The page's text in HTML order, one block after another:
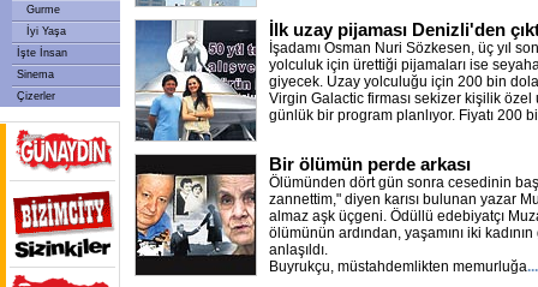
Gurme
İyi Yaşa
İşte İnsan
Sinema
Çizerler
İlk uzay pijaması Denizli'den
İşadamı Osman Nuri Sözkesen, üç yıl
yolculuk için ürettiği pijamaları ise
giyecek. Uzay yolculuğu için 200 bin
Virgin Galactic firması sekizer kişilik özel
günlük bir program planlıyor. Fiyatı 200
Bir ölümün perde arkası
Ölümünden dört gün sonra cesedinin
zannettim," diyen karısı bulunan yazar
almaz aşk üçgeni. Ödüllü edebiyatçı
ölümünün ardından, yaşamını iki
anlaşıldı.
Buyrukçu, müstahdemlikten memurluğa